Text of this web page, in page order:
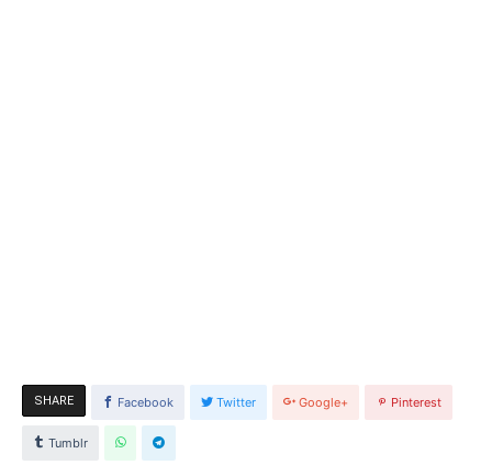
SHARE Facebook Twitter Google+ Pinterest
Tumblr